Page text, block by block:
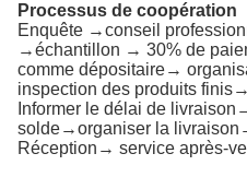
Processus de coopération
Enquête →conseil
→échantillon → 30% de
comme dépositaire→
inspection des produits finis→
Informer le délai de
solde→organiser la
Réception→ service après-